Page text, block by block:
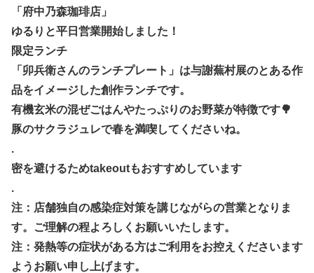
「府中乃森珈琲店」
ゆるりと平日営業開始しました！
限定ランチ
「卯兵衛さんのランチプレート」は与謝蕪村展のとある作
品をイメージした創作ランチです。
有機玄米の混ぜごはんやたっぷりのお野菜が特徴です🌳
豚のサクラジュレで春を満喫してくださいね。
.
密を避けるためtakeoutもおすすめしています
.
注：店舗独自の感染症対策を講じながらの営業となりま
す。ご理解の程よろしくお願いいたします。
注：発熱等の症状がある方はご利用をお控えくださいます
ようお願い申し上げます。